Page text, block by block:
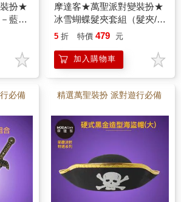
扮★
藍綠
摩達客★萬聖派對變裝扮★
冰雪蝴蝶髮夾套組（髮夾/仙
女棒） ★Cosplay
5 折 特價 479 元
加入購物車
必備 精選萬聖裝扮 派對遊行必備